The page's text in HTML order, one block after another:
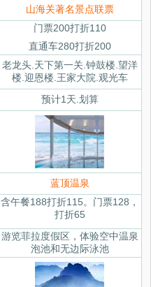
山海关著名景点联票
门票200打折110
直通车280打折200
老龙头.天下第一关.钟鼓楼.望洋
楼.迎恩楼.王家大院.观光车
预计1天.划算
蓝顶温泉
含午餐188打折115。门票128，
打折65
游览菲拉度假区，体验空中温泉
泡池和无边际泳池